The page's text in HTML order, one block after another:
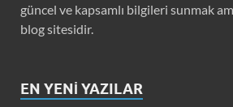
güncel ve kapsamlı bilgileri sunmak
blog sitesidir.
EN YENI YAZILAR